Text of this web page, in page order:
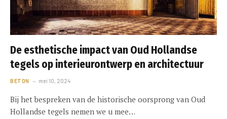
De esthetische impact van Oud Hollandse
tegels op interieurontwerp en architectuur
BETON mei 10, 2024
Bij het bespreken van de historische oorsprong van Oud
Hollandse tegels nemen we u mee…